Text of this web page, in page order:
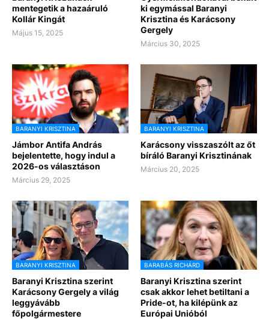
mentegetik a hazaáruló
Kollár Kingát
Május 15, 2025
ki egymással Baranyi
Krisztina és Karácsony
Gergely
Március 30, 2025
BARANYI KRISZTINA
Jámbor Antifa András
bejelentette, hogy indul a
2026-os választáson
Március 29, 2025
BARANYI KRISZTINA
Karácsony visszaszólt az őt
bíráló Baranyi Krisztinának
Március 20, 2025
BARANYI KRISZTINA
Baranyi Krisztina szerint
Karácsony Gergely a világ
leggyávább
főpolgármestere
BARABÁS RICHÁRD
Baranyi Krisztina szerint
csak akkor lehet betiltani a
Pride-ot, ha kilépünk az
Európai Unióból